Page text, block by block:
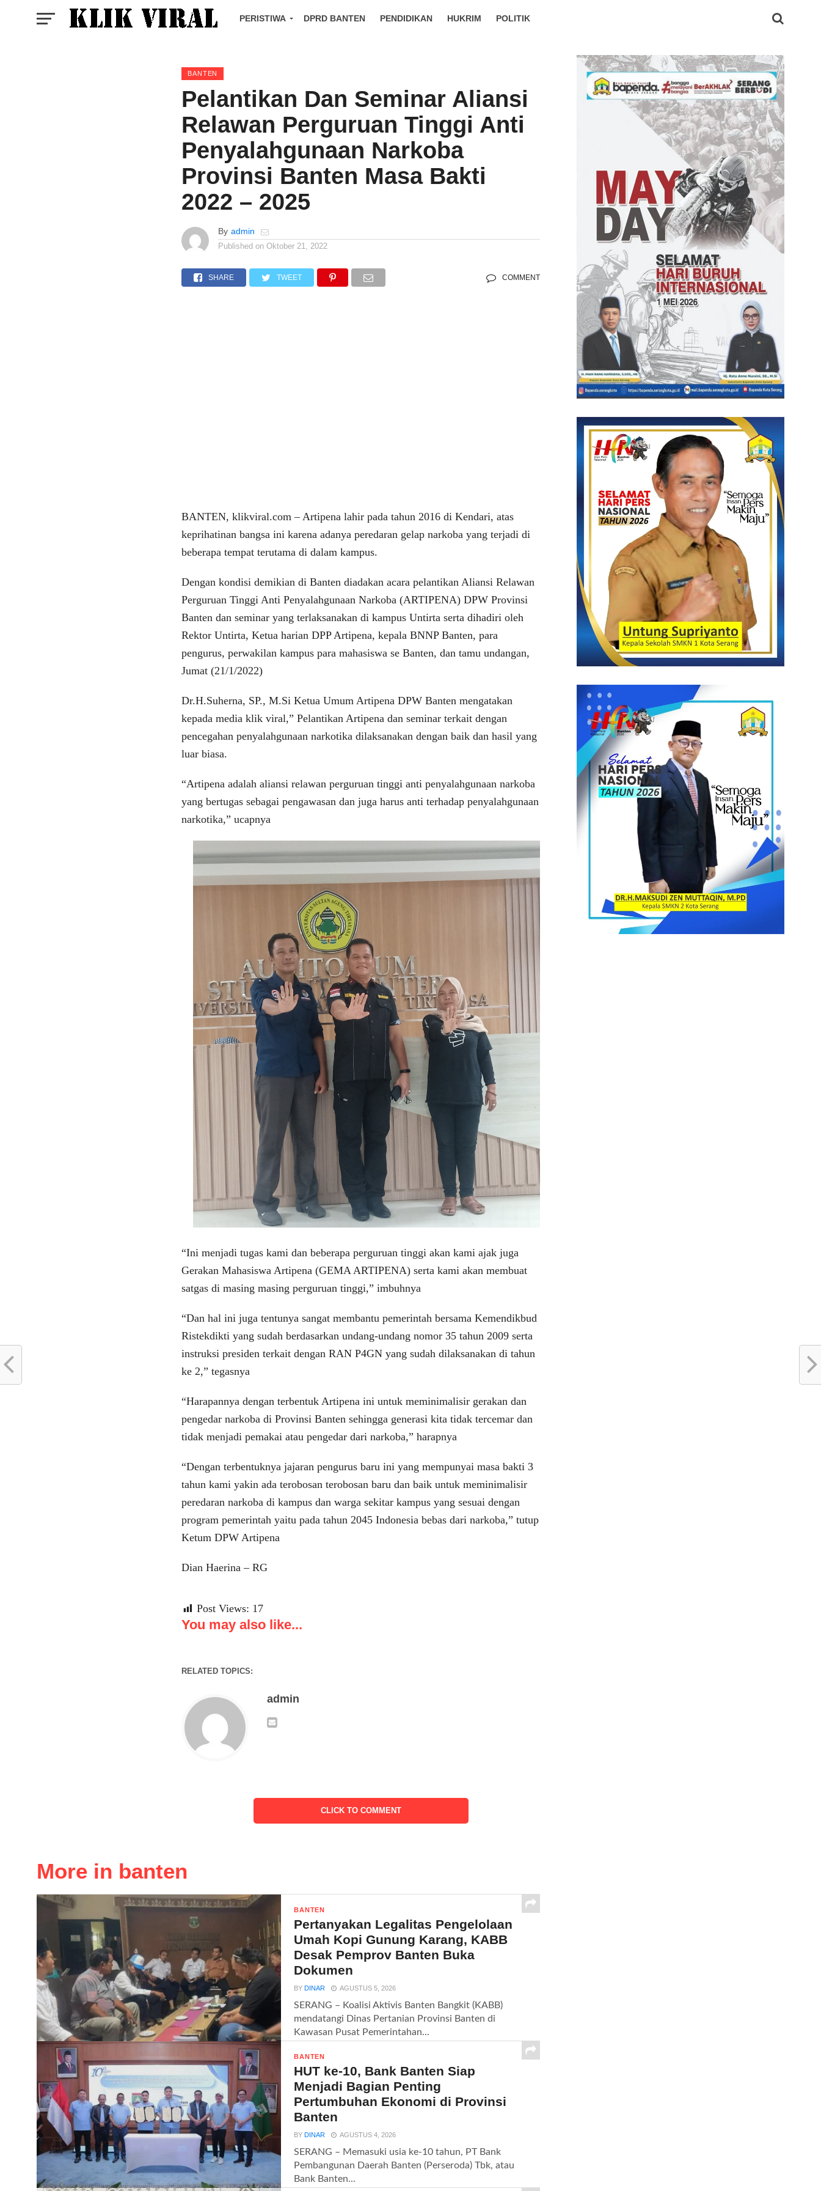
PERISTIWA DPRD BANTEN PENDIDIKAN HUKRIM POLITIK
BANTEN
Pelantikan Dan Seminar Aliansi
Relawan Perguruan Tinggi Anti
Penyalahgunaan Narkoba
Provinsi Banten Masa Bakti
2022 – 2025
By admin
Published on Oktober 21, 2022
SHARE TWEET COMMENT
BANTEN, klikviral.com – Artipena lahir pada tahun 2016 di Kendari, atas
keprihatinan bangsa ini karena adanya peredaran gelap narkoba yang terjadi di
beberapa tempat terutama di dalam kampus.
Dengan kondisi demikian di Banten diadakan acara pelantikan Aliansi Relawan
Perguruan Tinggi Anti Penyalahgunaan Narkoba (ARTIPENA) DPW Provinsi
Banten dan seminar yang terlaksanakan di kampus Untirta serta dihadiri oleh
Rektor Untirta, Ketua harian DPP Artipena, kepala BNNP Banten, para
pengurus, perwakilan kampus para mahasiswa se Banten, dan tamu undangan,
Jumat (21/1/2022)
Dr.H.Suherna, SP., M.Si Ketua Umum Artipena DPW Banten mengatakan
kepada media klik viral,” Pelantikan Artipena dan seminar terkait dengan
pencegahan penyalahgunaan narkotika dilaksanakan dengan baik dan hasil yang
luar biasa.
“Artipena adalah aliansi relawan perguruan tinggi anti penyalahgunaan narkoba
yang bertugas sebagai pengawasan dan juga harus anti terhadap penyalahgunaan
narkotika,” ucapnya
“Ini menjadi tugas kami dan beberapa perguruan tinggi akan kami ajak juga
Gerakan Mahasiswa Artipena (GEMA ARTIPENA) serta kami akan membuat
satgas di masing masing perguruan tinggi,” imbuhnya
“Dan hal ini juga tentunya sangat membantu pemerintah bersama Kemendikbud
Ristekdikti yang sudah berdasarkan undang-undang nomor 35 tahun 2009 serta
instruksi presiden terkait dengan RAN P4GN yang sudah dilaksanakan di tahun
ke 2,” tegasnya
“Harapannya dengan terbentuk Artipena ini untuk meminimalisir gerakan dan
pengedar narkoba di Provinsi Banten sehingga generasi kita tidak tercemar dan
tidak menjadi pemakai atau pengedar dari narkoba,” harapnya
“Dengan terbentuknya jajaran pengurus baru ini yang mempunyai masa bakti 3
tahun kami yakin ada terobosan terobosan baru dan baik untuk meminimalisir
peredaran narkoba di kampus dan warga sekitar kampus yang sesuai dengan
program pemerintah yaitu pada tahun 2045 Indonesia bebas dari narkoba,” tutup
Ketum DPW Artipena
Dian Haerina – RG
Post Views: 17
You may also like...
RELATED TOPICS:
admin
CLICK TO COMMENT
More in banten
BANTEN
Pertanyakan Legalitas Pengelolaan
Umah Kopi Gunung Karang, KABB
Desak Pemprov Banten Buka
Dokumen
BYDINAR AGUSTUS 5, 2026
SERANG – Koalisi Aktivis Banten Bangkit (KABB)
mendatangi Dinas Pertanian Provinsi Banten di
Kawasan Pusat Pemerintahan...
BANTEN
HUT ke-10, Bank Banten Siap
Menjadi Bagian Penting
Pertumbuhan Ekonomi di Provinsi
Banten
BYDINAR AGUSTUS 4, 2026
SERANG – Memasuki usia ke-10 tahun, PT Bank
Pembangunan Daerah Banten (Perseroda) Tbk, atau
Bank Banten...